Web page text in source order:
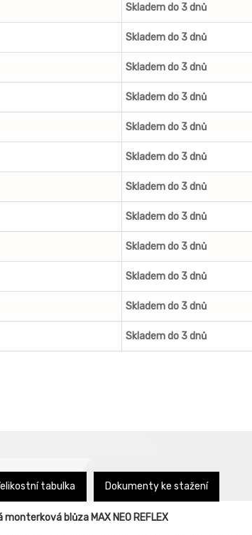
Skladem do 3 dnů
Skladem do 3 dnů
Skladem do 3 dnů
Skladem do 3 dnů
Skladem do 3 dnů
Skladem do 3 dnů
Skladem do 3 dnů
Skladem do 3 dnů
Skladem do 3 dnů
Skladem do 3 dnů
Skladem do 3 dnů
Skladem do 3 dnů
tabulka Dokumenty ke stažení
blůza MAX NEO REFLEX